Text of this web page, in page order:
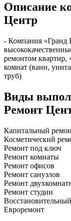
Описание
Центр
- Компания «Гранд
ремонтом квартир,
комнат (ванн,
труб)
Виды
Ремонт
Капитальный
Косметический
Ремонт под ключ
Ремонт комнаты
Ремонт офисов
Ремонт санузлов
Ремонт
Ремонт студии
Евроремонт